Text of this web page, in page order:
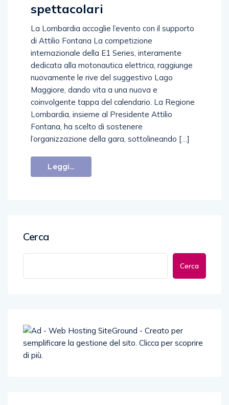
spettacolari
La Lombardia accoglie l’evento con il supporto
di Attilio Fontana La competizione
internazionale della E1 Series, interamente
dedicata alla motonautica elettrica, raggiunge
nuovamente le rive del suggestivo Lago
Maggiore, dando vita a una nuova e
coinvolgente tappa del calendario. La Regione
Lombardia, insieme al Presidente Attilio
Fontana, ha scelto di sostenere
l’organizzazione della gara, sottolineando […]
Leggi...
Cerca
Cerca